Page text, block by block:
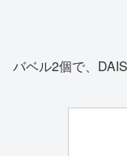
バベル2個で、